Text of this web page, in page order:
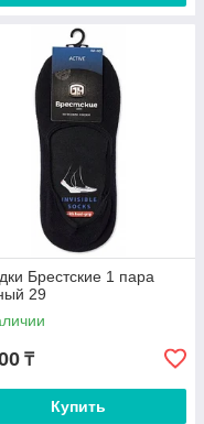
Брестские 1 пара
29
₸
Купить